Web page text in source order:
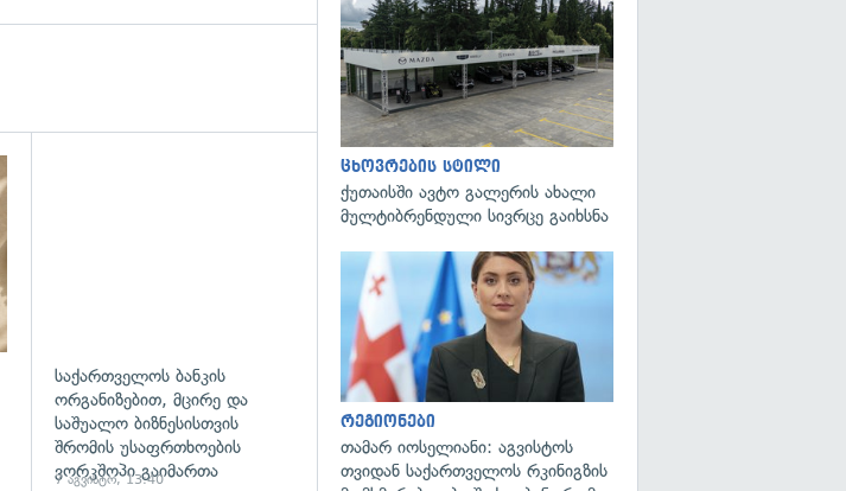
საქართველოს ბანკის
ორგანიზებით, მცირე და
საშუალო ბიზნესისთვის
შრომის უსაფრთხოების
ვორკშოპი გაიმართა
7 აგვისტო, 13:40
ცხოვრების სტილი
ქუთაისში ავტო გალერის ახალი
მულტიბრენდული სივრცე გაიხსნა
რეგიონები
თამარ იოსელიანი: აგვისტოს
თვიდან საქართველოს რკინიგზის